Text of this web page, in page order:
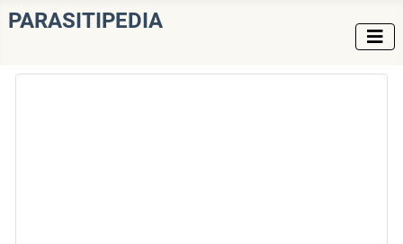
PARASITIPEDIA